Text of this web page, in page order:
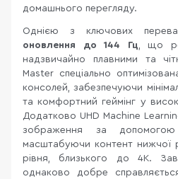
домашнього перегляду.
Однією з ключових
оновлення до 144 Гц, що
надзвичайно плавними та
Master спеціально
консолей, забезпечуючи
та комфортний геймінг у
Додатково UHD Machine
зображення за допомогою
масштабуючи контент нижчої
рівня, близького до 4K.
однаково добре